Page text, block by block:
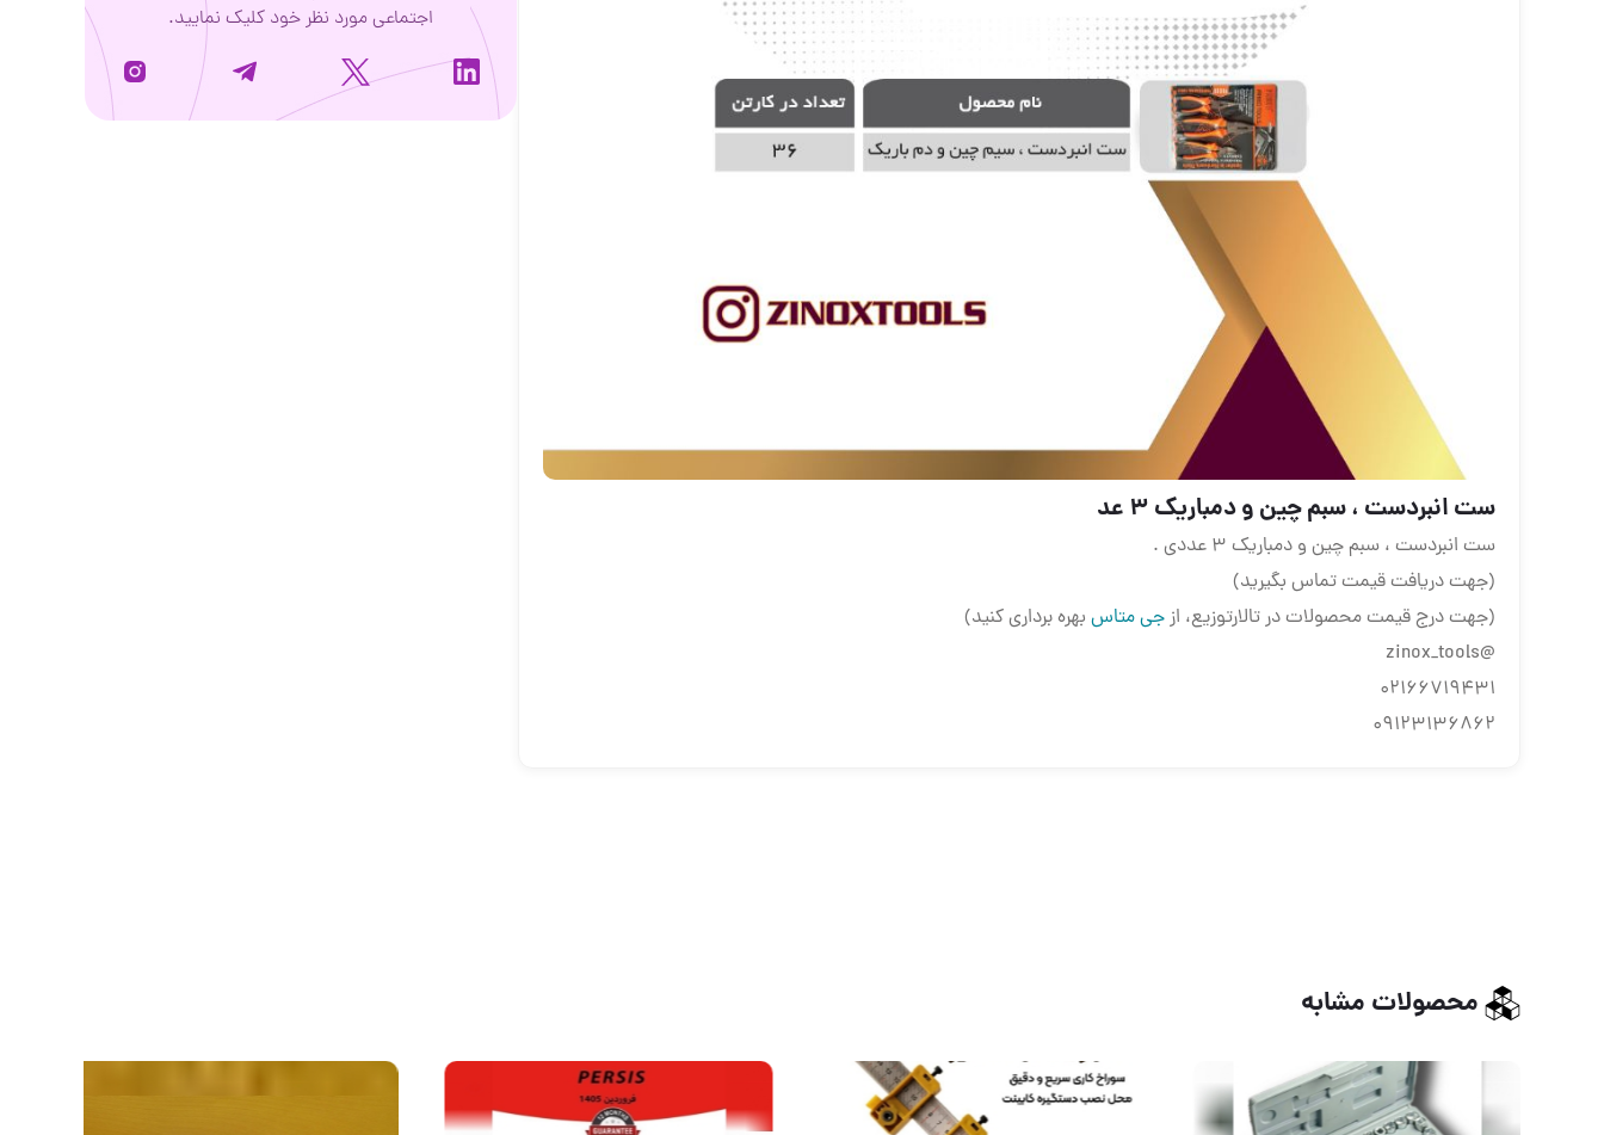
ست انبردست ، سبم چین و دمباریک ۳ عد
ست انبردست ، سبم چین و دمباریک ۳ عددی .
(جهت دریافت قیمت تماس بگیرید)
(جهت درج قیمت محصولات در تالارتوزیع، ازجی متاس بهره برداری کنید)
@zinox_tools
02166719431
09123136862
اجتماعی مورد نظر خود کلیک نمایید.
محصولات مشابه